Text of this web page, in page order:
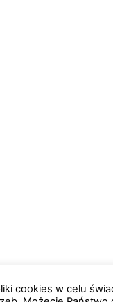
cookies w celu